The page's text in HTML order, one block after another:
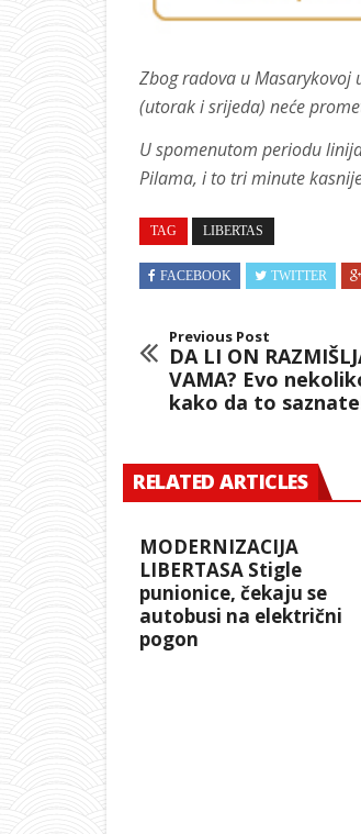
Zbog radova u
(utorak i srijeda) neće
U spomenutom periodu
Pilama, i to tri minute
TAG LIBERTAS
FACEBOOK TWITTER
Previous Post
DA LI ON
VAMA? Evo
kako da to
RELATED ARTICLES
MODERNIZACIJA
LIBERTASA Stigle
punionice, čekaju se
autobusi na električni
pogon